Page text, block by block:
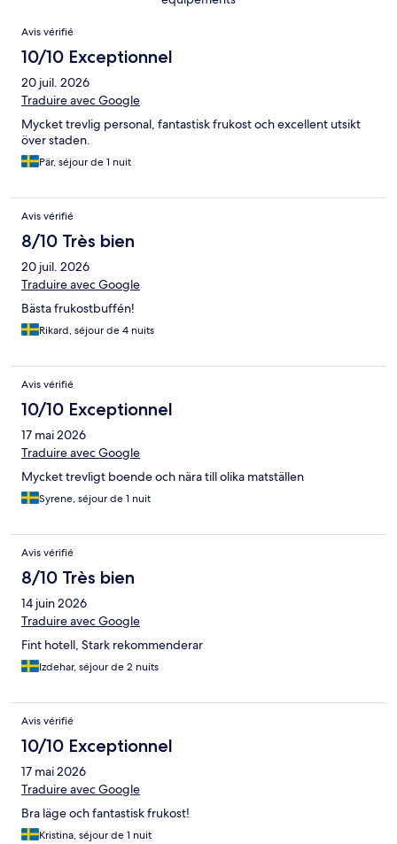
Avis
Avis vérifié
10/10 Exceptionnel
20 juil. 2026
Traduire avec Google
Mycket trevlig personal, fantastisk frukost och excellent utsikt
över staden.
Pär, séjour de 1 nuit
Avis vérifié
8/10 Très bien
20 juil. 2026
Traduire avec Google
Bästa frukostbuffén!
Rikard, séjour de 4 nuits
Avis vérifié
10/10 Exceptionnel
17 mai 2026
Traduire avec Google
Mycket trevligt boende och nära till olika matställen
Syrene, séjour de 1 nuit
Avis vérifié
8/10 Très bien
14 juin 2026
Traduire avec Google
Fint hotell, Stark rekommenderar
Izdehar, séjour de 2 nuits
Avis vérifié
10/10 Exceptionnel
17 mai 2026
Traduire avec Google
Bra läge och fantastisk frukost!
Kristina, séjour de 1 nuit